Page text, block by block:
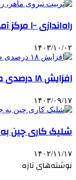
راه‌اندازی ۱۰۰ مرکز آموزش مهارتی هیات امنایی
۱۴۰۳/۱۰/۰۲
افزایش ۱۸ درصدی صادرات غیرنفتی
۱۴۰۳/۰۹/۱۷
شلیک کاری چین به
۱۴۰۲/۱۱/۱۷
نوشته‌های تازه